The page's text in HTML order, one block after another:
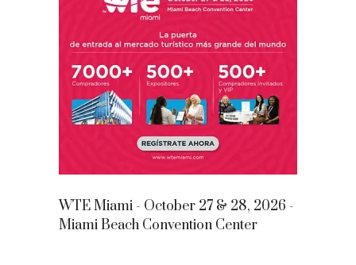
WTE Miami - October 27 & 28, 2026 -
Miami Beach Convention Center